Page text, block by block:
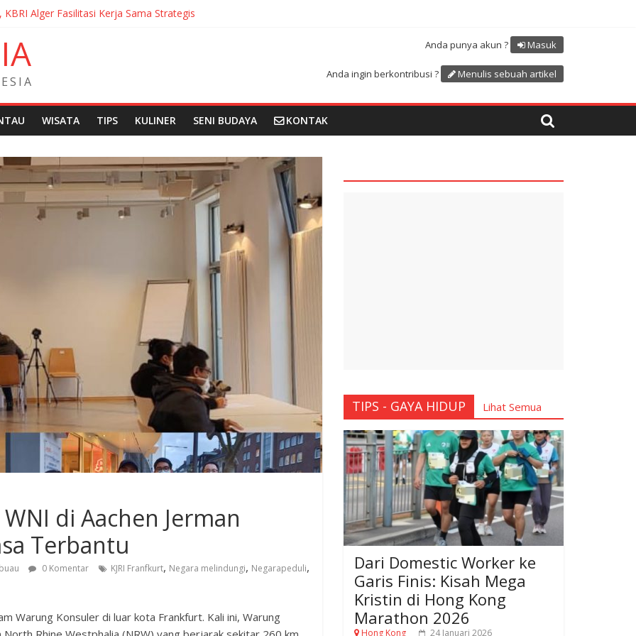
Alger Fasilitasi Kerja Sama Strategis
Merah Putih sepanjang 50 Meter di Brick Hill Hong Kong untuk menyambut HUT RI ke 81
Film Festival 2026 Montréal Kanada
Indonesia kepada Komunitas Paroki di Angola
IA
ES I A
Anda punya akun ? Masuk
Anda ingin berkontribusi ? Menulis sebuah artikel
WISATA TIPS KULINER SENI BUDAYA KONTAK
di Aachen Jerman
Terbantu
0 Komentar KJRI Franfkurt, Negara melindungi, Negarapeduli,
Warung Konsuler di luar kota Frankfurt. Kali ini, Warung
TIPS - GAYA HIDUP Lihat Semua
Dari Domestic Worker ke
Garis Finis: Kisah Mega
Kristin di Hong Kong
Marathon 2026
Hong Kong
24 Januari 2026